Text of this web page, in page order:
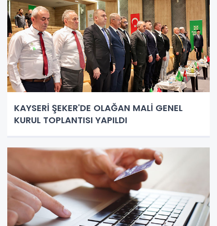
KAYSERİ ŞEKER'DE OLAĞAN MALİ GENEL
KURUL TOPLANTISI YAPILDI